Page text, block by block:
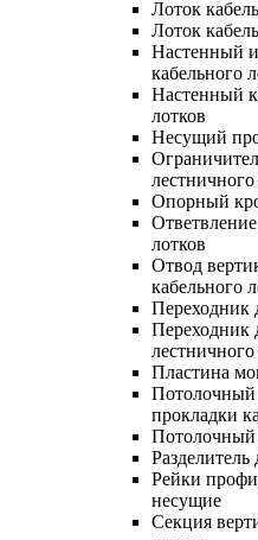
Лоток
Лоток
Настенный
кабельного
Настенный
лотков
Несущий
лестничного
Опорный
лотков
Отвод
кабельного
Переходник
Переходник
лестничного
Пластина
Потолочный
прокладки
Потолочный
Разделитель
Рейки
несущие
Секция